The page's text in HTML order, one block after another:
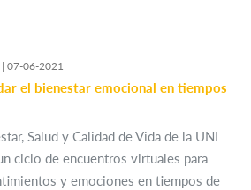
07-06-2021
el bienestar emocional en tiempos
Salud y Calidad de Vida de la UNL
ciclo de encuentros virtuales para
y emociones en tiempos de